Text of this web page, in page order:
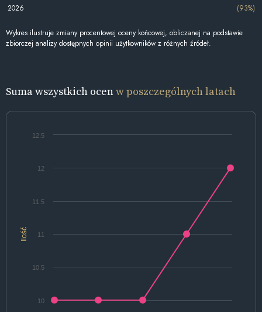
2026
(93%)
Wykres ilustruje zmiany procentowej oceny końcowej, obliczanej na podstawie
zbiorczej analizy dostępnych opinii użytkowników z różnych źródeł.
Suma wszystkich ocenw poszczególnych latach
Ilość
10
10.5
11
11.5
12
12.5